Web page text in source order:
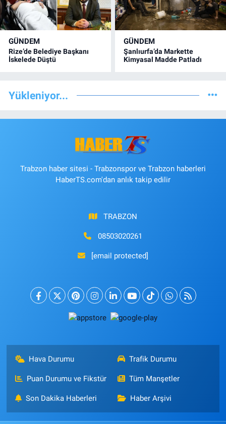
GÜNDEM
Rize’de Belediye Başkanı
İskelede Düştü
GÜNDEM
Şanlıurfa’da Markette
Kimyasal Madde Patladı
Yükleniyor...
Trabzon haber sitesi - Trabzonspor ve Trabzon haberleri
HaberTS.com'dan anlık takip edilir
TRABZON
08503020261
[email protected]
Hava Durumu Trafik Durumu
Puan Durumu ve Fikstür Tüm Manşetler
Son Dakika Haberleri Haber Arşivi